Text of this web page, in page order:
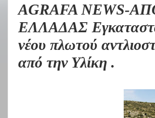
AGRAFA NEWS-
ΕΛΛΑΔΑΣ
νέου πλωτού
από την Υλίκη .